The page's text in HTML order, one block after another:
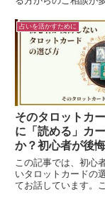
たれていることで、
労話を先達や先生か
ことがよくあるので
では、そんな先生方
もらったことをシェ
います。こういうと
ている方にとって、
考になれば嬉しいで
占いを活かすために
そのタロットカ
に「読める」カ
か？初心者が後
ロットカードの
この記事では、初心
いタロットカードの
てお話しています。